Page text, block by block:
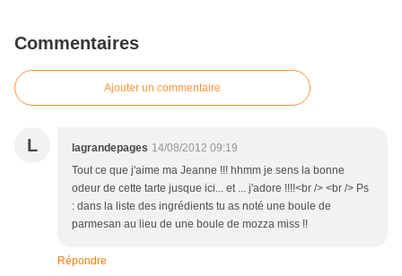
Commentaires
Ajouter un commentaire
L lagrandepages 14/08/2012 09:19
Tout ce que j'aime ma Jeanne !!! hhmm je sens la bonne
odeur de cette tarte jusque ici... et ... j'adore !!!!<br /> <br /> Ps
: dans la liste des ingrédients tu as noté une boule de
parmesan au lieu de une boule de mozza miss !!
Répondre